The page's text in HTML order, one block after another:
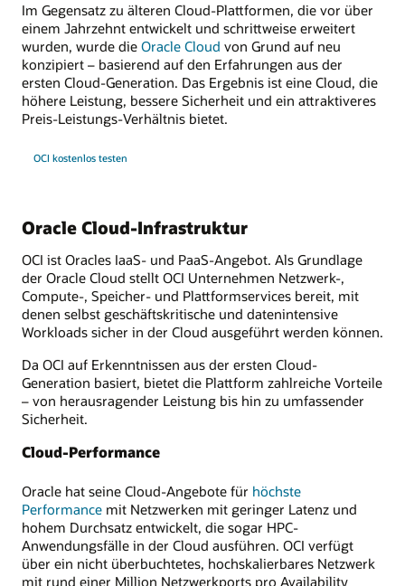
Im Gegensatz zu älteren Cloud-Plattformen, die vor über
einem Jahrzehnt entwickelt und schrittweise erweitert
wurden, wurde die Oracle Cloud von Grund auf neu
konzipiert – basierend auf den Erfahrungen aus der
ersten Cloud-Generation. Das Ergebnis ist eine Cloud, die
höhere Leistung, bessere Sicherheit und ein attraktiveres
Preis-Leistungs-Verhältnis bietet.
OCI kostenlos testen
Oracle Cloud-Infrastruktur
OCI ist Oracles IaaS- und PaaS-Angebot. Als Grundlage
der Oracle Cloud stellt OCI Unternehmen Netzwerk-,
Compute-, Speicher- und Plattformservices bereit, mit
denen selbst geschäftskritische und datenintensive
Workloads sicher in der Cloud ausgeführt werden können.
Da OCI auf Erkenntnissen aus der ersten Cloud-
Generation basiert, bietet die Plattform zahlreiche Vorteile
– von herausragender Leistung bis hin zu umfassender
Sicherheit.
Cloud-Performance
Oracle hat seine Cloud-Angebote für höchste
Performance mit Netzwerken mit geringer Latenz und
hohem Durchsatz entwickelt, die sogar HPC-
Anwendungsfälle in der Cloud ausführen. OCI verfügt
über ein nicht überbuchtetes, hochskalierbares Netzwerk
mit rund einer Million Netzwerkports pro Availability